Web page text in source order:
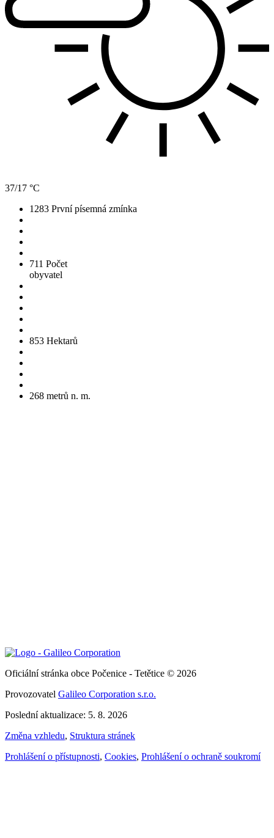
37/17 °C
1283 První písemná zmínka
711 Počet
obyvatel
853 Hektarů
268 metrů n. m.
Oficiální stránka obce Počenice - Tetětice © 2026
Provozovatel Galileo Corporation s.r.o.
Poslední aktualizace: 5. 8. 2026
Změna vzhledu, Struktura stránek
Prohlášení o přístupnosti, Cookies, Prohlášení o ochraně soukromí